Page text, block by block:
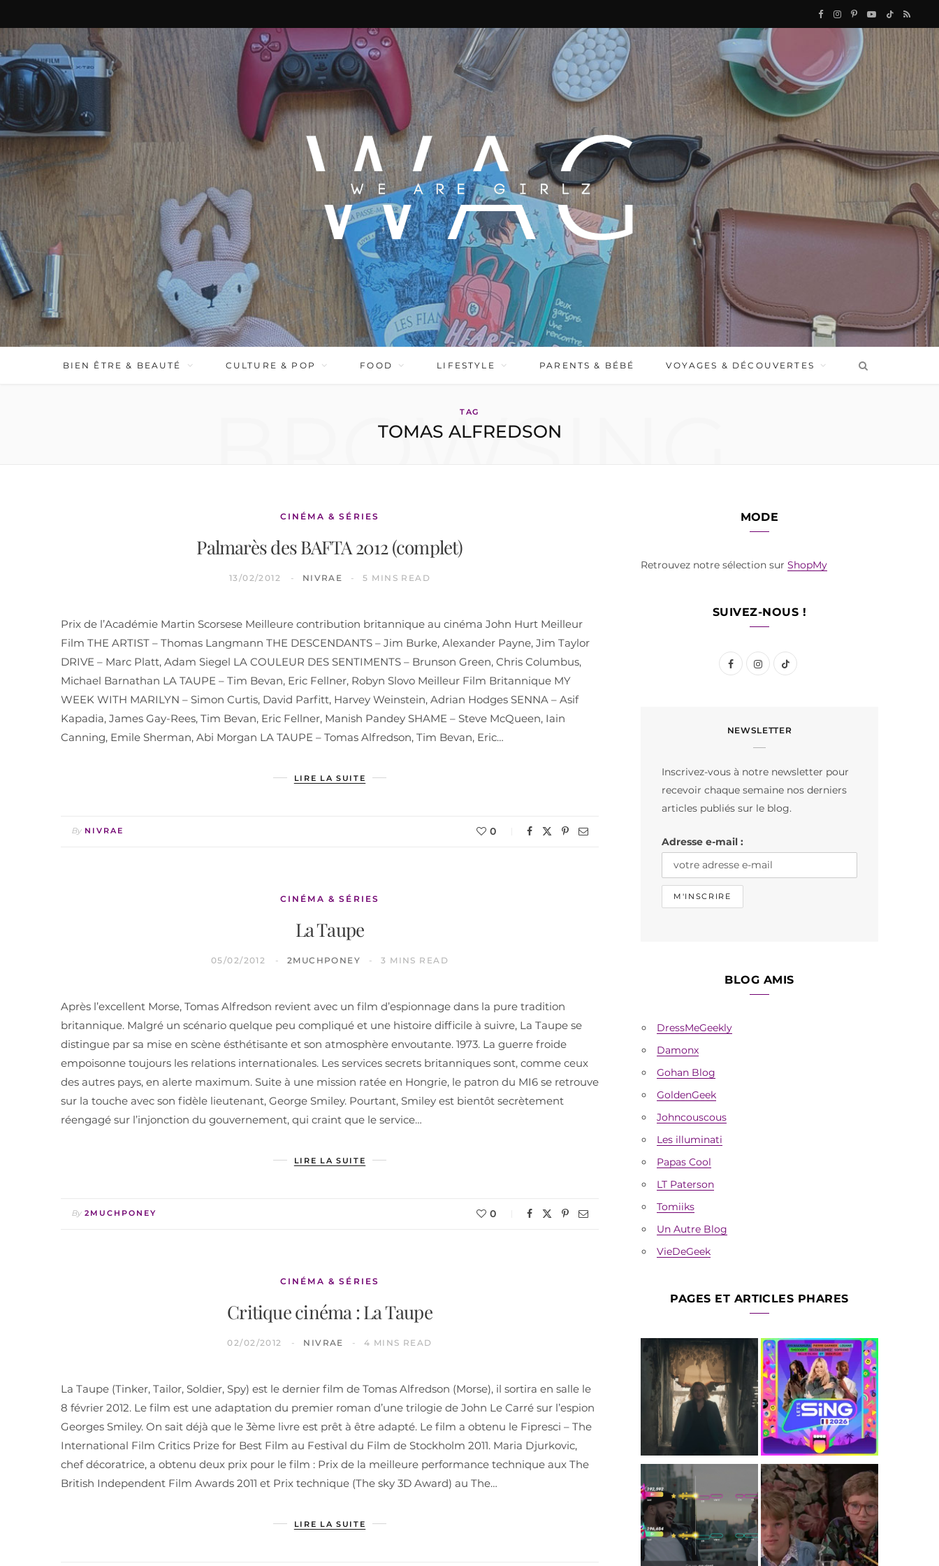
F
c
o
k
I
s
g
a
P
r
Y
b
e
T
k
R
BIEN ÊTRE & BEAUTÉ CULTURE & POP FOOD LIFESTYLE PARENTS & BÉBÉ VOYAGES & DÉCOUVERTES
TAG
TOMAS ALFREDSON
BROWSING
CINÉMA & SÉRIES
Palmarès des BAFTA 2012 (complet)
13/02/2012 NIVRAE 5 MINS READ
Prix de l’Académie Martin Scorsese Meilleure contribution britannique au cinéma John Hurt Meilleur
Film THE ARTIST – Thomas Langmann THE DESCENDANTS – Jim Burke, Alexander Payne, Jim Taylor
DRIVE – Marc Platt, Adam Siegel LA COULEUR DES SENTIMENTS – Brunson Green, Chris Columbus,
Michael Barnathan LA TAUPE – Tim Bevan, Eric Fellner, Robyn Slovo Meilleur Film Britannique MY
WEEK WITH MARILYN – Simon Curtis, David Parfitt, Harvey Weinstein, Adrian Hodges SENNA – Asif
Kapadia, James Gay-Rees, Tim Bevan, Eric Fellner, Manish Pandey SHAME – Steve McQueen, Iain
Canning, Emile Sherman, Abi Morgan LA TAUPE – Tomas Alfredson, Tim Bevan, Eric…
LIRE LA SUITE
By NIVRAE 0
CINÉMA & SÉRIES
La Taupe
05/02/2012 2MUCHPONEY 3 MINS READ
Après l’excellent Morse, Tomas Alfredson revient avec un film d’espionnage dans la pure tradition
britannique. Malgré un scénario quelque peu compliqué et une histoire difficile à suivre, La Taupe se
distingue par sa mise en scène ésthétisante et son atmosphère envoutante. 1973. La guerre froide
empoisonne toujours les relations internationales. Les services secrets britanniques sont, comme ceux
des autres pays, en alerte maximum. Suite à une mission ratée en Hongrie, le patron du MI6 se retrouve
sur la touche avec son fidèle lieutenant, George Smiley. Pourtant, Smiley est bientôt secrètement
réengagé sur l’injonction du gouvernement, qui craint que le service…
LIRE LA SUITE
By 2MUCHPONEY 0
CINÉMA & SÉRIES
Critique cinéma : La Taupe
02/02/2012 NIVRAE 4 MINS READ
La Taupe (Tinker, Tailor, Soldier, Spy) est le dernier film de Tomas Alfredson (Morse), il sortira en salle le
8 février 2012. Le film est une adaptation du premier roman d’une trilogie de John Le Carré sur l’espion
Georges Smiley. On sait déjà que le 3ème livre est prêt à être adapté. Le film a obtenu le Fipresci – The
International Film Critics Prize for Best Film au Festival du Film de Stockholm 2011. Maria Djurkovic,
chef décoratrice, a obtenu deux prix pour le film : Prix de la meilleure performance technique aux The
British Independent Film Awards 2011 et Prix technique (The sky 3D Award) au The…
LIRE LA SUITE
MODE
Retrouvez notre sélection sur ShopMy
SUIVEZ-NOUS !
F
e
o
I
t
r
m
T
T
NEWSLETTER
Inscrivez-vous à notre newsletter pour
recevoir chaque semaine nos derniers
articles publiés sur le blog.
Adresse e-mail :
BLOG AMIS
DressMeGeekly
Damonx
Gohan Blog
GoldenGeek
Johncouscous
Les illuminati
Papas Cool
LT Paterson
Tomiiks
Un Autre Blog
VieDeGeek
PAGES ET ARTICLES PHARES